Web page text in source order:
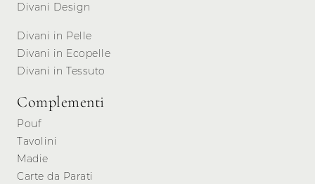
Divani Design
Divani in Pelle
Divani in Ecopelle
Divani in Tessuto
Complementi
Pouf
Tavolini
Madie
Carte da Parati